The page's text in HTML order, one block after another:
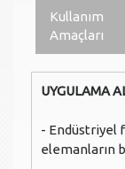
Kullanım
Amaçları
UYGULAMA
- Endüstriyel
elemanların